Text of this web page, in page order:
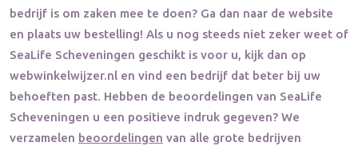
bedrijf is om zaken mee te doen? Ga dan naar de website
en plaats uw bestelling! Als u nog steeds niet zeker weet of
SeaLife Scheveningen geschikt is voor u, kijk dan op
webwinkelwijzer.nl en vind een bedrijf dat beter bij uw
behoeften past. Hebben de beoordelingen van SeaLife
Scheveningen u een positieve indruk gegeven? We
verzamelen beoordelingen van alle grote bedrijven